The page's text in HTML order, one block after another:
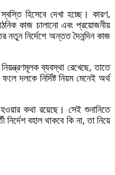
হিসেবে দেখা হচ্ছে। কারণ,
কাজ চালানো এবং প্রয়োজনীয়
নতুন নির্দেশে অন্তত দৈনন্দিন কাজ
ব্যবস্থা রেখেছে, তাতে
দলকে নির্দিষ্ট নিয়ম মেনেই অর্থ
কথা রয়েছে। সেই শুনানিতে
বহাল থাকবে কি না, তা নিয়ে